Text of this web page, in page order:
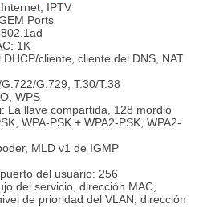
IPTV
Ports
1K
cliente, cliente del DNS, NAT
G.729, T.30/T.38
WPS
La llave compartida, 128 mordió
WPA-PSK + WPA2-PSK, WPA2-
MLD v1 de IGMP
del usuario: 256
del servicio, dirección MAC,
de prioridad del VLAN, dirección